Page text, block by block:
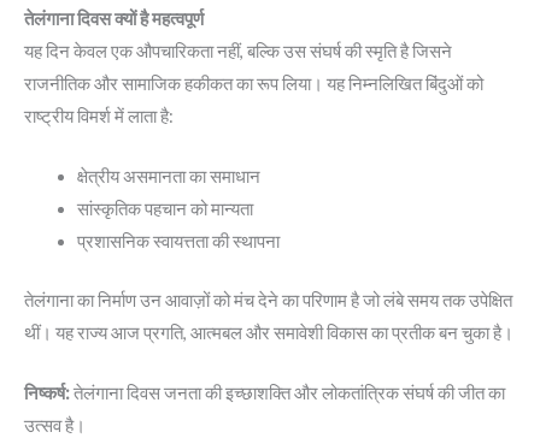
तेलंगाना दिवस क्यों है महत्वपूर्ण
यह दिन केवल एक औपचारिकता नहीं, बल्कि उस संघर्ष की स्मृति है जिसने
राजनीतिक और सामाजिक हकीकत का रूप लिया। यह निम्नलिखित बिंदुओं को
राष्ट्रीय विमर्श में लाता है:
क्षेत्रीय असमानता का समाधान
सांस्कृतिक पहचान को मान्यता
प्रशासनिक स्वायत्तता की स्थापना
तेलंगाना का निर्माण उन आवाज़ों को मंच देने का परिणाम है जो लंबे समय तक उपेक्षित
थीं। यह राज्य आज प्रगति, आत्मबल और समावेशी विकास का प्रतीक बन चुका है।
निष्कर्ष:तेलंगाना दिवस जनता की इच्छाशक्ति और लोकतांत्रिक संघर्ष की जीत का
उत्सव है।